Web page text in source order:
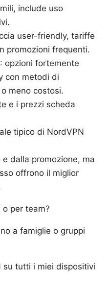
include uso
user-friendly, tariffe
promozioni frequenti.
opzioni fortemente
con metodi di
meno costosi.
e i prezzi scheda
tipico di NordVPN
dalla promozione, ma
offrono il miglior
o per team?
a famiglie o gruppi
su tutti i miei dispositivi